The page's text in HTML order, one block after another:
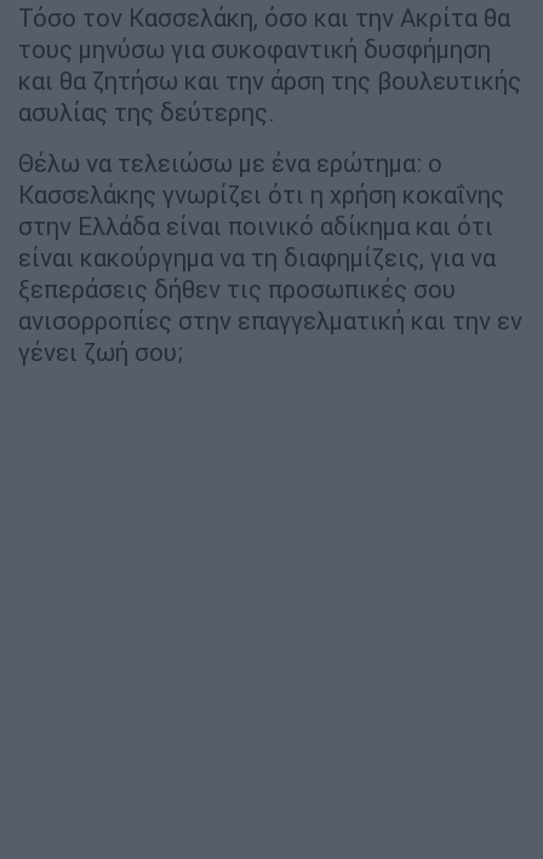
Τόσο τον Κασσελάκη, όσο και την Ακρίτα θα
τους μηνύσω για συκοφαντική δυσφήμηση
και θα ζητήσω και την άρση της βουλευτικής
ασυλίας της δεύτερης.
Θέλω να τελειώσω με ένα ερώτημα: ο
Κασσελάκης γνωρίζει ότι η χρήση κοκαΐνης
στην Ελλάδα είναι ποινικό αδίκημα και ότι
είναι κακούργημα να τη διαφημίζεις, για να
ξεπεράσεις δήθεν τις προσωπικές σου
ανισορροπίες στην επαγγελματική και την εν
γένει ζωή σου;